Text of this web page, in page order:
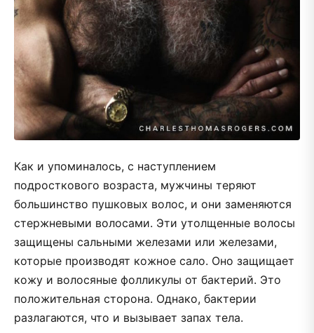
Как и упоминалось, с наступлением
подросткового возраста, мужчины теряют
большинство пушковых волос, и они заменяются
стержневыми волосами. Эти утолщенные волосы
защищены сальными железами или железами,
которые производят кожное сало. Оно защищает
кожу и волосяные фолликулы от бактерий. Это
положительная сторона. Однако, бактерии
разлагаются, что и вызывает запах тела.